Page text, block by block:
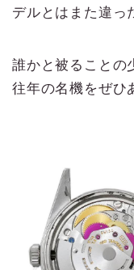
デルとはまた違っ
誰かと被ることの
往年の名機をぜひ